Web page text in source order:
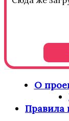
О
Правила